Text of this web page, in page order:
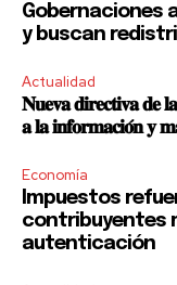
Gobernaciones
y buscan
Actualidad
𝐍𝐮𝐞𝐯𝐚 𝐝𝐢𝐫𝐞𝐜𝐭𝐢𝐯𝐚 𝐝𝐞
𝐚 𝐥𝐚 𝐢𝐧𝐟𝐨𝐫𝐦𝐚𝐜𝐢𝐨́𝐧 𝐲
Economía
Impuestos
contribuyentes
autenticación